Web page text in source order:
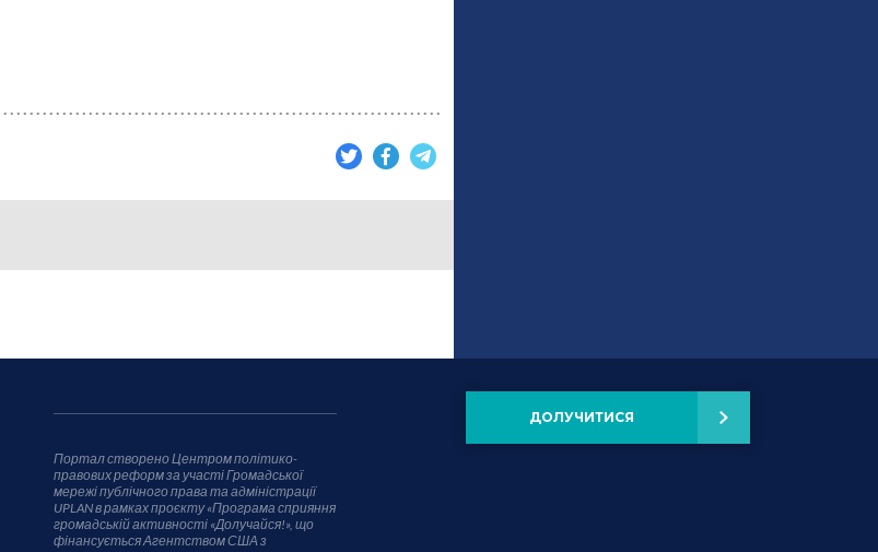
Портал створено Центром політико-
правових реформ за участі Громадської
мережі публічного права та адміністрації
UPLAN в рамках проєкту «Програма сприяння
громадській активності «Долучайся!», що
фінансується Агентством США з
ДОЛУЧИТИСЯ